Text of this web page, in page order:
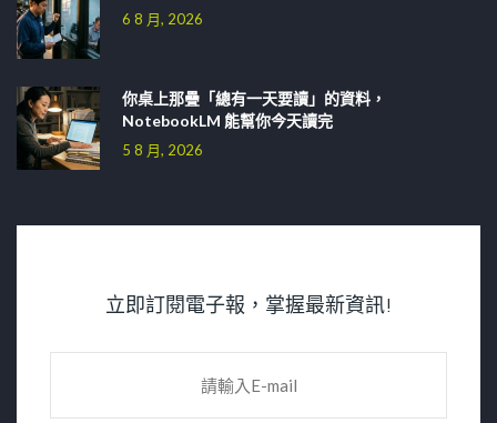
6 8 月, 2026
你桌上那疊「總有一天要讀」的資料，
NotebookLM 能幫你今天讀完
5 8 月, 2026
立即訂閱電子報，掌握最新資訊!